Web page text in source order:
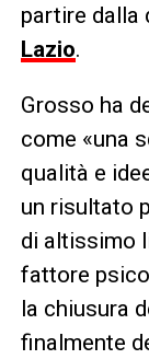
partire dalla
Lazio.
Grosso ha
come «una
qualità e
un risultato
di altissimo
fattore
la chiusura
finalmente